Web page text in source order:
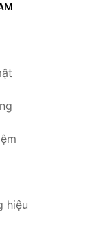
hiệu